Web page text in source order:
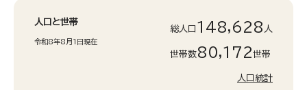
人口と世帯
令和8年8月1日現在
総人口 148,628 人
世帯数80,172世帯
人口統計